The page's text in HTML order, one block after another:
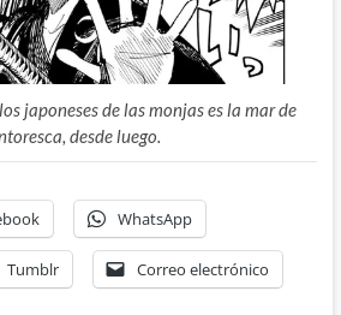
japoneses de las monjas es la mar de
desde luego.
WhatsApp
Tumblr Correo electrónico